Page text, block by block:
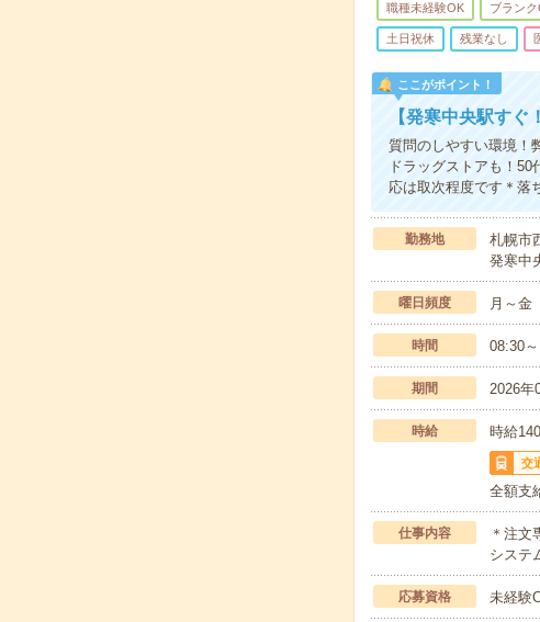
職種未経験OK ブラン
土日祝休 残業なし
ここがポイント！
【発寒中央駅す
質問のしやすい環境！
ドラッグストアも！
応は取次程度です＊落
勤務地
札幌市
発寒中
曜日頻度 月～金
時間 08:30
期間 2026
時給 時給
交
全額支
仕事内容
＊注文
システ
応募資格 未経験